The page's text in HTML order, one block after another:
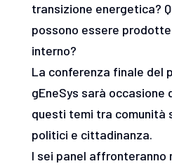
transizione energetica?
possono essere
interno?
La conferenza finale del
gEneSys sarà occasione
questi temi tra comunità
politici e cittadinanza.
I sei panel